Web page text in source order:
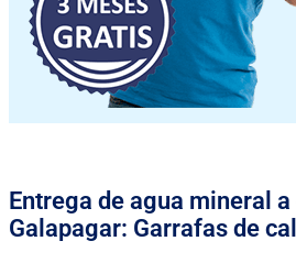
Entrega de agua mineral
Galapagar: Garrafas de